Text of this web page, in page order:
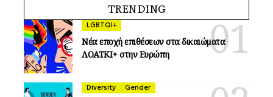
TRENDING
LGBTQI+
Νέα εποχή επιθέσεων στα δικαιώματα
ΛΟΑΤΚΙ+ στην Ευρώπη
Diversity Gender